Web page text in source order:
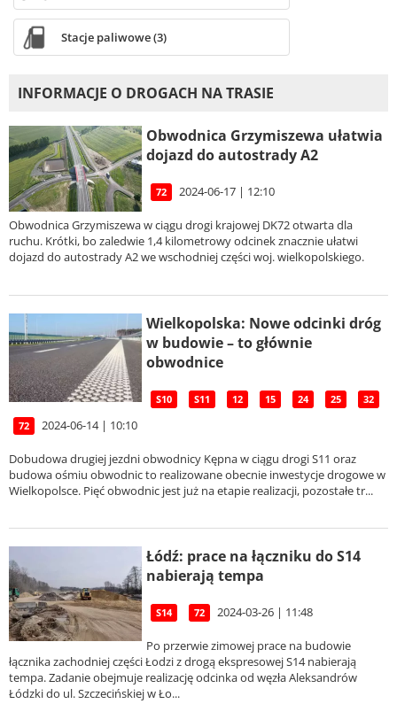
Stacje paliwowe (3)
INFORMACJE O DROGACH NA TRASIE
Obwodnica Grzymiszewa ułatwia
dojazd do autostrady A2
72 2024-06-17 | 12:10
Obwodnica Grzymiszewa w ciągu drogi krajowej DK72 otwarta dla
ruchu. Krótki, bo zaledwie 1,4 kilometrowy odcinek znacznie ułatwi
dojazd do autostrady A2 we wschodniej części woj. wielkopolskiego.
Wielkopolska: Nowe odcinki dróg
w budowie – to głównie
obwodnice
S10 S11 12 15 24 25 32
72 2024-06-14 | 10:10
Dobudowa drugiej jezdni obwodnicy Kępna w ciągu drogi S11 oraz
budowa ośmiu obwodnic to realizowane obecnie inwestycje drogowe w
Wielkopolsce. Pięć obwodnic jest już na etapie realizacji, pozostałe tr...
Łódź: prace na łączniku do S14
nabierają tempa
S14 72 2024-03-26 | 11:48
Po przerwie zimowej prace na budowie
łącznika zachodniej części Łodzi z drogą ekspresowej S14 nabierają
tempa. Zadanie obejmuje realizację odcinka od węzła Aleksandrów
Łódzki do ul. Szczecińskiej w Ło...